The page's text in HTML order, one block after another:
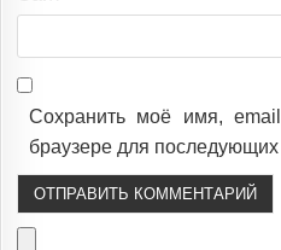
Сохранить моё имя,
браузере для